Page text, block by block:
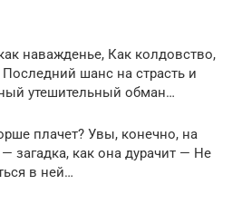
наважденье, Как колдовство,
Последний шанс на страсть и
утешительный обман…
плачет? Увы, конечно, на
загадка, как она дурачит — Не
в ней…